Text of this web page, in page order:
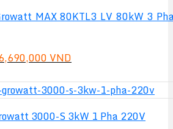
MAX 80KTL3 LV 80kW 3
VND
tại
76,690,000 VND.
3000-S 3kW 1 Pha 220V